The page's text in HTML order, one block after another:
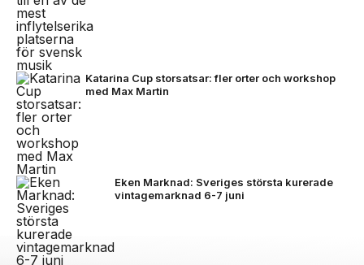
Katarina Cup storsatsar: fler orter och workshop
med Max Martin
Eken Marknad: Sveriges största kurerade
vintagemarknad 6-7 juni